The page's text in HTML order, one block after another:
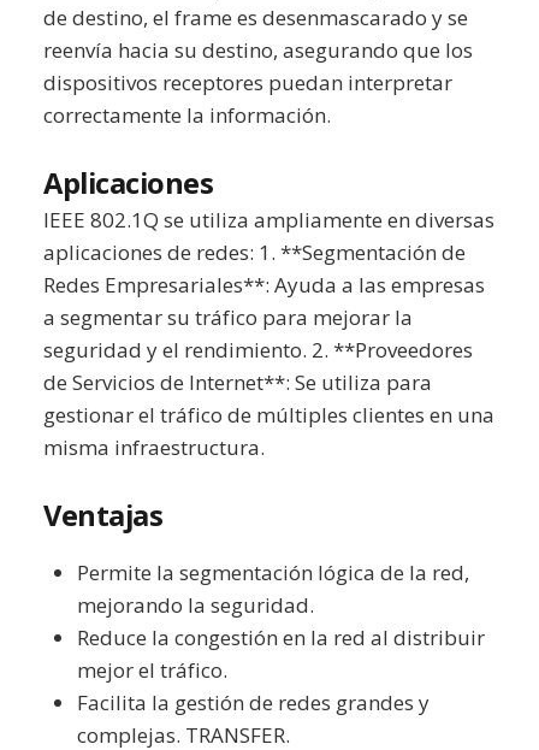
de destino, el frame es desenmascarado y se
reenvía hacia su destino, asegurando que los
dispositivos receptores puedan interpretar
correctamente la información.
Aplicaciones
IEEE 802.1Q se utiliza ampliamente en diversas
aplicaciones de redes: 1. **Segmentación de
Redes Empresariales**: Ayuda a las empresas
a segmentar su tráfico para mejorar la
seguridad y el rendimiento. 2. **Proveedores
de Servicios de Internet**: Se utiliza para
gestionar el tráfico de múltiples clientes en una
misma infraestructura.
Ventajas
Permite la segmentación lógica de la red,
mejorando la seguridad.
Reduce la congestión en la red al distribuir
mejor el tráfico.
Facilita la gestión de redes grandes y
complejas. TRANSFER.